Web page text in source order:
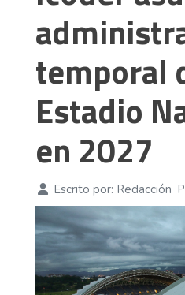
temporal
Estadio
en 2027
Escrito por: Redacción